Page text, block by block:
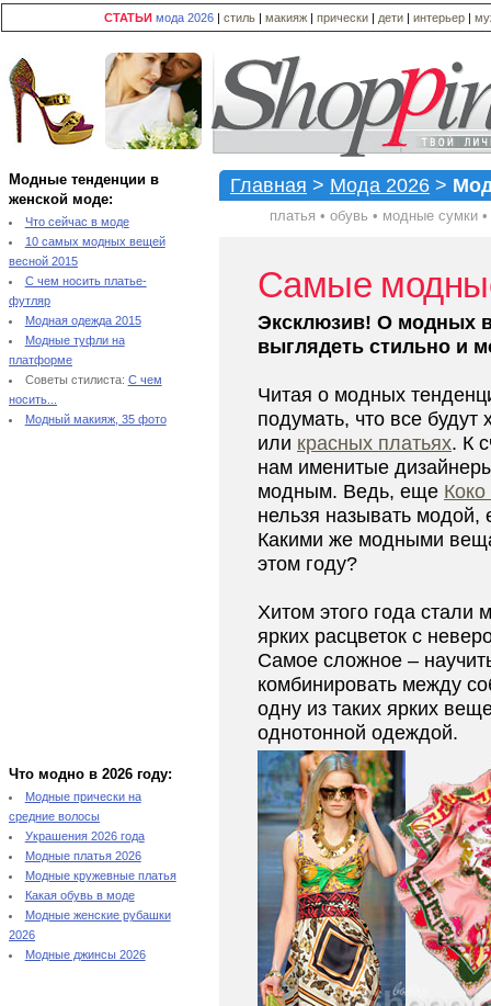
СТАТЬИ мода 2026 | стиль | макияж | прически | дети | интерьер |
Модные тенденции в
женской моде:
Что сейчас в моде
10 самых модных вещей
весной 2015
С чем носить платье-
футляр
Модная одежда 2015
Модные туфли на
платформе
Советы стилиста: С чем
носить...
Модный макияж, 35 фото
Что модно в 2026 году:
Модные прически на
средние волосы
Украшения 2026 года
Модные платья 2026
Модные кружевные платья
Какая обувь в моде
Модные женские рубашки
2026
Модные джинсы 2026
Главная > Мода 2026 >
платья • обувь • модные сумки •
Самые
Эксклюзив! О модных
выглядеть стильно и
Читая о модных
подумать, что все
или красных платьях. К
нам именитые
модным. Ведь, еще
нельзя называть модой,
Какими же модными
этом году?
Хитом этого года
ярких расцветок с
Самое сложное –
комбинировать между
одну из таких ярких
однотонной одеждой.